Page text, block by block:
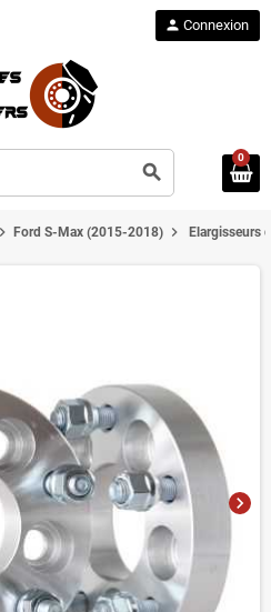
search
person Connexion
0
chevron_right Ford S-Max (2015-2018) chevron_right Elargisseurs
chevron_right